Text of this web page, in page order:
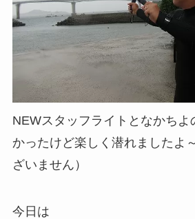
NEWスタッフライトとなかちよ
かったけど楽しく潜れましたよ
ざいません）
今日は